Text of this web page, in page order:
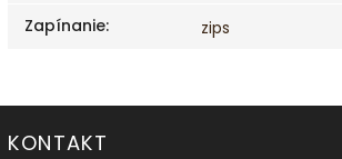
Zapínanie: zips
KONTAKT